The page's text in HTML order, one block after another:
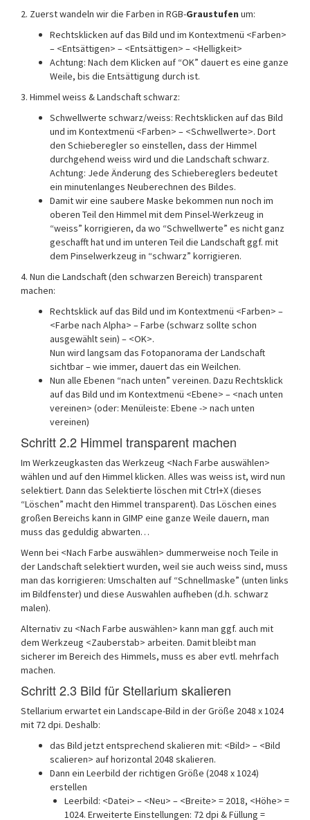
2. Zuerst wandeln wir die Farben in RGB-Graustufen um:
Rechtsklicken auf das Bild und im Kontextmenü <Farben>
– <Entsättigen> – <Entsättigen> – <Helligkeit>
Achtung: Nach dem Klicken auf “OK” dauert es eine ganze
Weile, bis die Entsättigung durch ist.
3. Himmel weiss & Landschaft schwarz:
Schwellwerte schwarz/weiss: Rechtsklicken auf das Bild
und im Kontextmenü <Farben> – <Schwellwerte>. Dort
den Schieberegler so einstellen, dass der Himmel
durchgehend weiss wird und die Landschaft schwarz.
Achtung: Jede Änderung des Schiebereglers bedeutet
ein minutenlanges Neuberechnen des Bildes.
Damit wir eine saubere Maske bekommen nun noch im
oberen Teil den Himmel mit dem Pinsel-Werkzeug in
“weiss” korrigieren, da wo “Schwellwerte” es nicht ganz
geschafft hat und im unteren Teil die Landschaft ggf. mit
dem Pinselwerkzeug in “schwarz” korrigieren.
4. Nun die Landschaft (den schwarzen Bereich) transparent
machen:
Rechtsklick auf das Bild und im Kontextmenü <Farben> –
<Farbe nach Alpha> – Farbe (schwarz sollte schon
ausgewählt sein) – <OK>.
Nun wird langsam das Fotopanorama der Landschaft
sichtbar – wie immer, dauert das ein Weilchen.
Nun alle Ebenen “nach unten” vereinen. Dazu Rechtsklick
auf das Bild und im Kontextmenü <Ebene> – <nach unten
vereinen> (oder: Menüleiste: Ebene -> nach unten
vereinen)
Schritt 2.2 Himmel transparent machen
Im Werkzeugkasten das Werkzeug <Nach Farbe auswählen>
wählen und auf den Himmel klicken. Alles was weiss ist, wird nun
selektiert. Dann das Selektierte löschen mit Ctrl+X (dieses
“Löschen” macht den Himmel transparent). Das Löschen eines
großen Bereichs kann in GIMP eine ganze Weile dauern, man
muss das geduldig abwarten…
Wenn bei <Nach Farbe auswählen> dummerweise noch Teile in
der Landschaft selektiert wurden, weil sie auch weiss sind, muss
man das korrigieren: Umschalten auf “Schnellmaske” (unten links
im Bildfenster) und diese Auswahlen aufheben (d.h. schwarz
malen).
Alternativ zu <Nach Farbe auswählen> kann man ggf. auch mit
dem Werkzeug <Zauberstab> arbeiten. Damit bleibt man
sicherer im Bereich des Himmels, muss es aber evtl. mehrfach
machen.
Schritt 2.3 Bild für Stellarium skalieren
Stellarium erwartet ein Landscape-Bild in der Größe 2048 x 1024
mit 72 dpi. Deshalb:
das Bild jetzt entsprechend skalieren mit: <Bild> – <Bild
scalieren> auf horizontal 2048 skalieren.
Dann ein Leerbild der richtigen Größe (2048 x 1024)
erstellen
Leerbild: <Datei> – <Neu> – <Breite> = 2018, <Höhe> =
1024. Erweiterte Einstellungen: 72 dpi & Füllung =